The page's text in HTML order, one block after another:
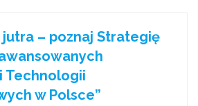
jutra – poznaj Strategię
Technologii
w Polsce”